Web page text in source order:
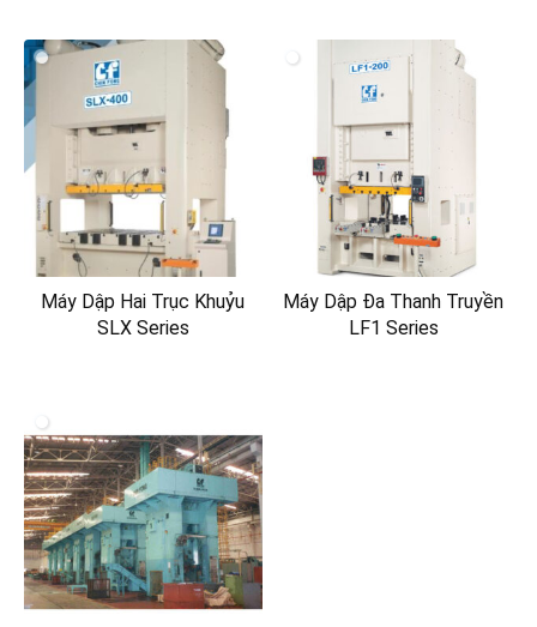
Máy Dập Hai Trục Khuỷu
SLX Series
Máy Dập Đa Thanh Truyền
LF1 Series